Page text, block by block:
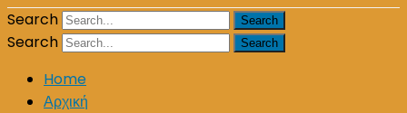
Search
Search
Home
Αρχική